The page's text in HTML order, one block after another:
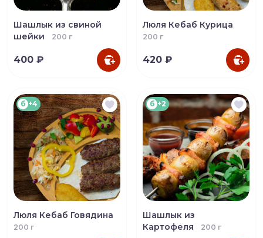
Шашлык из свиной
шейки
200 г
400 ₽
Люля Кебаб Курица
200 г
420 ₽
б +4
Люля Кебаб Говядина
200 г
б +2
Шашлык из
Картофеля
200 г